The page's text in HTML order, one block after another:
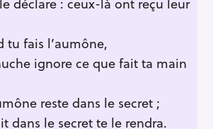
tu fais l’aumône,
ignore ce que fait ta main
reste dans le secret ;
dans le secret te le rendra.